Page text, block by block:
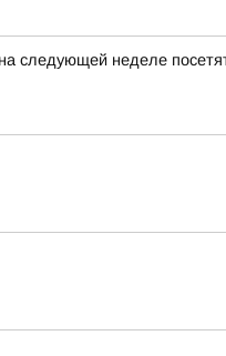
следующей неделе